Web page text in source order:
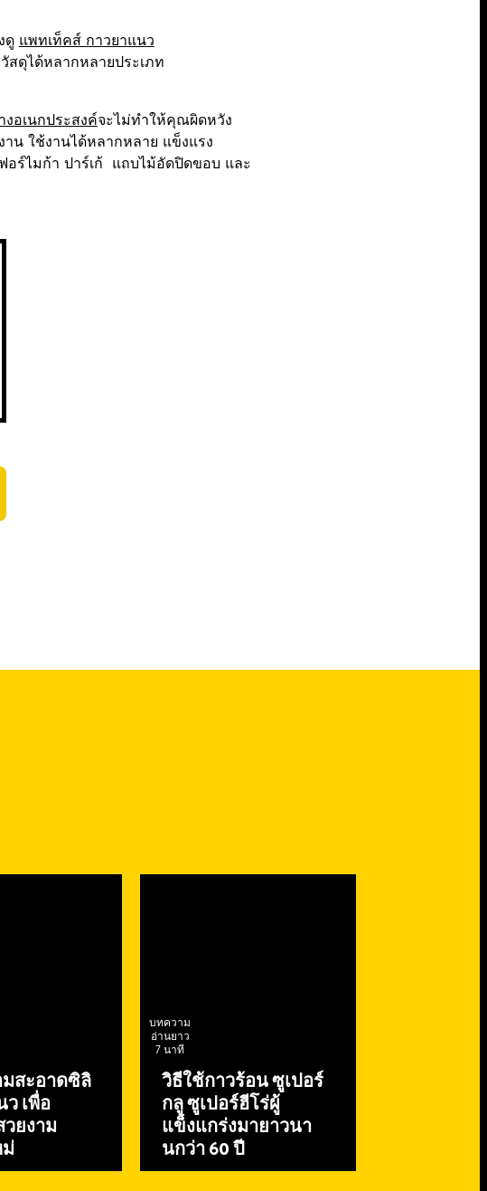
ดู แพทเท็คส์ กาวยาแนว
สดุได้หลากหลายประเภท
อเนกประสงค์จะไม่ทำให้คุณผิดหวัง
น ใช้งานได้หลากหลาย แข็งแรง
อร์ไมก้า ปาร์เก้ แถบไม้อัดปิดขอบ และ
สะอาดซิลิ
เพื่อ
ยงาม
บทความ
อ่านยาว
7 นาที
วิธีใช้กาวร้อน ซูเปอร์
กลู ซูเปอร์ฮีโร่ผู้
แข็งแกร่งมายาวนา
นกว่า 60 ปี